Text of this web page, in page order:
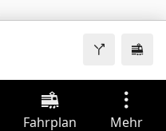
Fahrplan Mehr